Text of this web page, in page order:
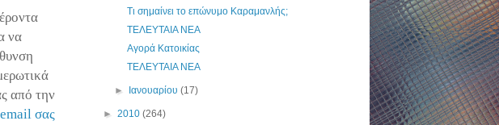
να
από την
email σας
Τι σημαίνει το επώνυμο Καραμανλής;
ΤΕΛΕΥΤΑΙΑ ΝΕΑ
Αγορά Κατοικίας
ΤΕΛΕΥΤΑΙΑ ΝΕΑ
► Ιανουαρίου(17)
► 2010 (264)